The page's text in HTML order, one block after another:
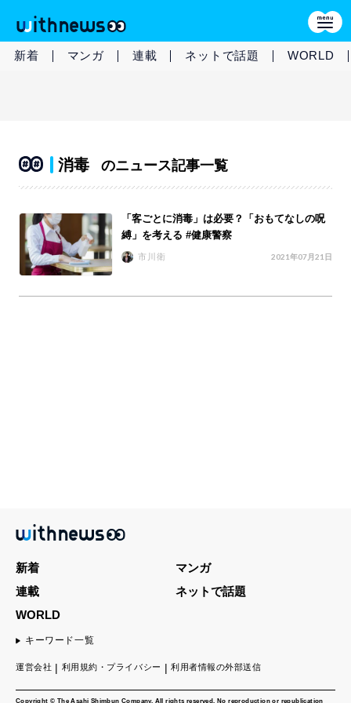
新着 マンガ 連載 ネットで話題 WORLD
消毒 のニュース記事一覧
「客ごとに消毒」は必要？「おもてなしの呪
縛」を考える #健康警察
市川衛 2021年07月21日
Copyright © The Asahi Shimbun Company. All rights reserved. No reproduction or republication
新着
マンガ
連載
ネットで話題
WORLD
キーワード一覧
運営会社 利用規約・プライバシー 利用者情報の外部送信